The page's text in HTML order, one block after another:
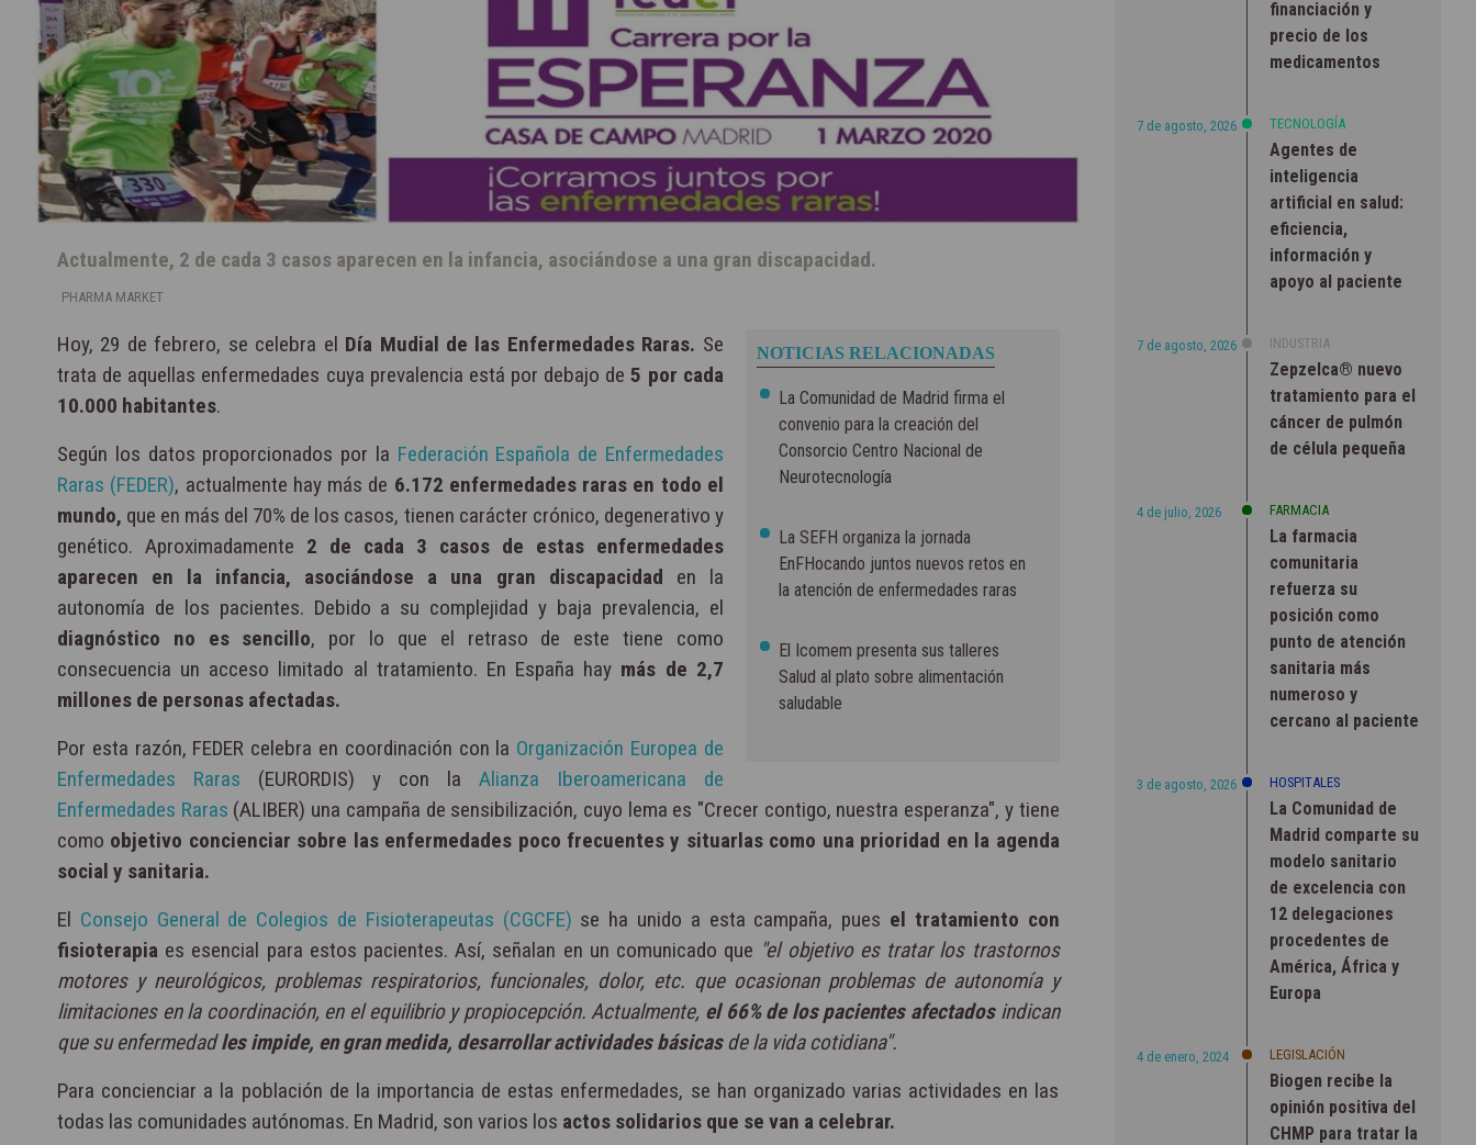
Actualmente, 2 de cada 3 casos aparecen en la infancia, asociándose a una gran discapacidad.
PHARMA MARKET
NOTICIAS RELACIONADAS
La Comunidad de Madrid firma el
convenio para la creación del
Consorcio Centro Nacional de
Neurotecnología
La SEFH organiza la jornada
EnFHocando juntos nuevos retos en
la atención de enfermedades raras
El Icomem presenta sus talleres
Salud al plato sobre alimentación
saludable
Hoy, 29 de febrero, se celebra el Día Mudial de las Enfermedades Raras. Se
trata de aquellas enfermedades cuya prevalencia está por debajo de 5 por cada
10.000 habitantes.
Según los datos proporcionados por la Federación Española de Enfermedades
Raras (FEDER), actualmente hay más de 6.172 enfermedades raras en todo el
mundo, que en más del 70% de los casos, tienen carácter crónico, degenerativo y
genético. Aproximadamente 2 de cada 3 casos de estas enfermedades
aparecen en la infancia,
asociándose a una gran discapacidad en la
autonomía de los pacientes. Debido a su complejidad y baja prevalencia, el
diagnóstico no es sencillo, por lo que el retraso de este tiene como
consecuencia un acceso limitado al tratamiento. En España hay más de 2,7
millones de personas afectadas.
Por esta razón, FEDER celebra en coordinación con la Organización Europea de
Enfermedades Raras (EURORDIS) y con la Alianza Iberoamericana de
Enfermedades Raras (ALIBER) una campaña de sensibilización, cuyo lema es "Crecer contigo, nuestra esperanza", y tiene
como objetivo concienciar sobre las enfermedades poco frecuentes y situarlas como una prioridad en la agenda
social y sanitaria.
El Consejo General de Colegios de Fisioterapeutas (CGCFE) se ha unido a esta campaña, pues el tratamiento con
fisioterapia es esencial para estos pacientes. Así, señalan en un comunicado que "el objetivo es tratar los trastornos
motores y neurológicos, problemas respiratorios, funcionales, dolor, etc. que ocasionan problemas de autonomía y
limitaciones en la coordinación, en el equilibrio y propiocepción. Actualmente, el 66% de los pacientes afectadosindican
que su enfermedadles impide, en gran medida, desarrollar actividades básicasde la vida cotidiana".
Para concienciar a la población de la importancia de estas enfermedades, se han organizado varias actividades en las
todas las comunidades autónomas. En Madrid, son varios los actos solidarios que se van a celebrar.
financiación y
precio de los
medicamentos
7 de agosto, 2026 TECNOLOGÍA
Agentes de
inteligencia
artificial en salud:
eficiencia,
información y
apoyo al paciente
7 de agosto, 2026 INDUSTRIA
Zepzelca® nuevo
tratamiento para el
cáncer de pulmón
de célula pequeña
4 de julio, 2026 FARMACIA
La farmacia
comunitaria
refuerza su
posición como
punto de atención
sanitaria más
numeroso y
cercano al paciente
3 de agosto, 2026 HOSPITALES
La Comunidad de
Madrid comparte su
modelo sanitario
de excelencia con
12 delegaciones
procedentes de
América, África y
Europa
4 de enero, 2024 LEGISLACIÓN
Biogen recibe la
opinión positiva del
CHMP para tratar la